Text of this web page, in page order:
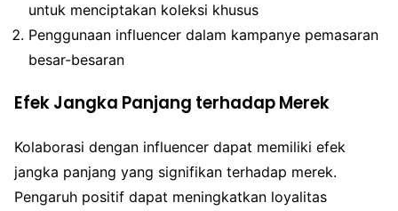
untuk menciptakan koleksi khusus
Penggunaan influencer dalam kampanye pemasaran
besar-besaran
Efek Jangka Panjang terhadap Merek
Kolaborasi dengan influencer dapat memiliki efek
jangka panjang yang signifikan terhadap merek.
Pengaruh positif dapat meningkatkan loyalitas